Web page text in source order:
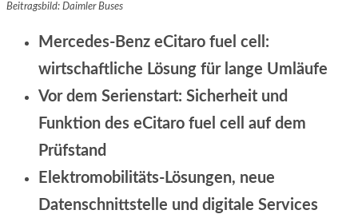
Beitragsbild: Daimler Buses
Mercedes-Benz eCitaro fuel cell:
wirtschaftliche Lösung für lange Umläufe
Vor dem Serienstart: Sicherheit und
Funktion des eCitaro fuel cell auf dem
Prüfstand
Elektromobilitäts-Lösungen, neue
Datenschnittstelle und digitale Services